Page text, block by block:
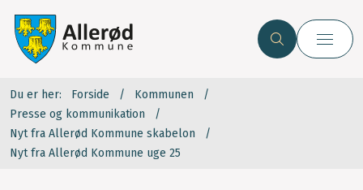
Du er her: Forside
Kommunen
Presse og kommunikation
Nyt fra Allerød Kommune skabelon
Nyt fra Allerød Kommune uge 25